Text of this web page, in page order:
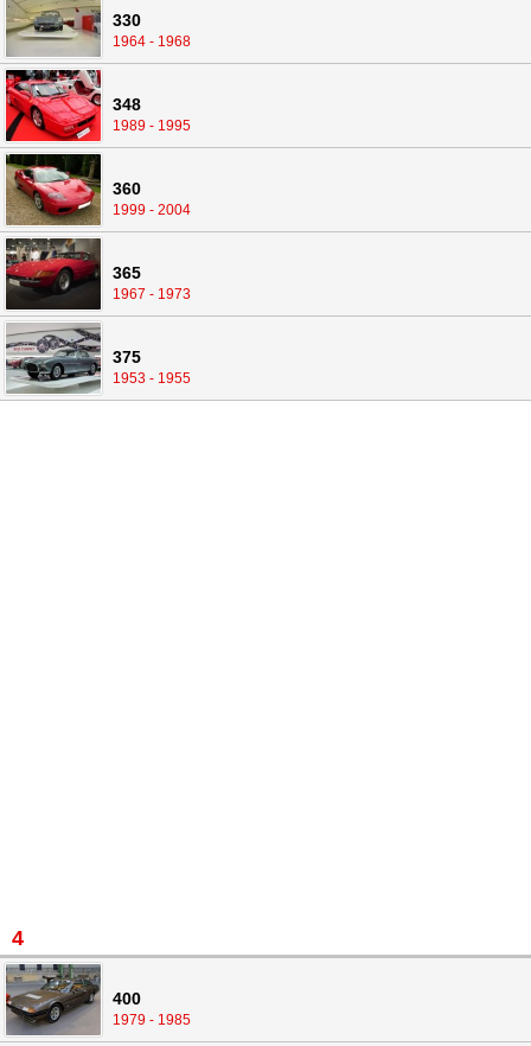
330
1964 - 1968
348
1989 - 1995
360
1999 - 2004
365
1967 - 1973
375
1953 - 1955
4
400
1979 - 1985